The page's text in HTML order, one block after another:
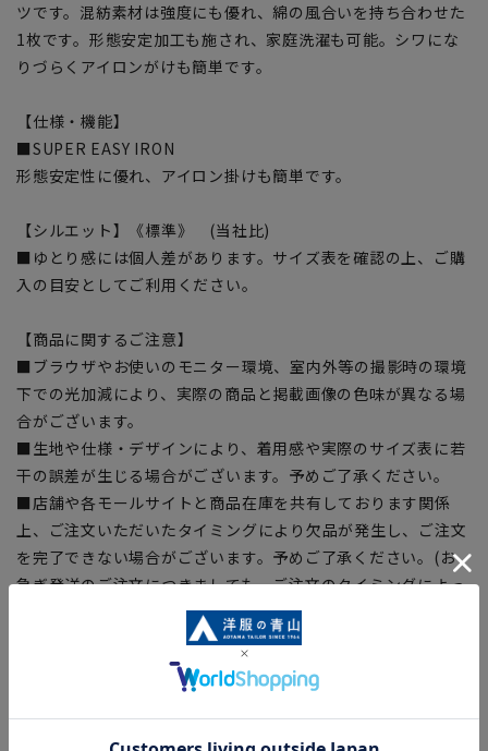
ツです。混紡素材は強度にも優れ、綿の風合いを持ち合わせた
1枚です。形態安定加工も施され、家庭洗濯も可能。シワにな
りづらくアイロンがけも簡単です。
【仕様・機能】
■SUPER EASY IRON
形態安定性に優れ、アイロン掛けも簡単です。
【シルエット】《標準》 (当社比)
■ゆとり感には個人差があります。サイズ表を確認の上、ご購
入の目安としてご利用ください。
【商品に関するご注意】
■ブラウザやお使いのモニター環境、室内外等の撮影時の環境
下での光加減により、実際の商品と掲載画像の色味が異なる場
合がございます。
■生地や仕様・デザインにより、着用感や実際のサイズ表に若
干の誤差が生じる場合がございます。予めご了承ください。
■店舗や各モールサイトと商品在庫を共有しております関係
上、ご注文いただいたタイミングにより欠品が発生し、ご注文
を完了できない場合がございます。予めご了承ください。(お
急ぎ発送のご注文につきましても、ご注文のタイミングによっ
てはお急ぎ発送サービスを選択できない場合がございます。)